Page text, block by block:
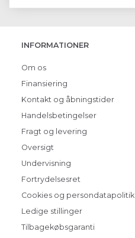
INFORMATIONER
Om os
Finansiering
Kontakt og åbningstider
Handelsbetingelser
Fragt og levering
Oversigt
Undervisning
Fortrydelsesret
Cookies og persondatapolitik
Ledige stillinger
Tilbagekøbsgaranti